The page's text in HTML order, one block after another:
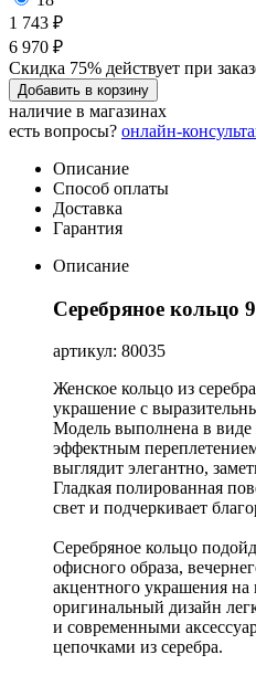
1 743 ₽
6 970 ₽
Скидка 75% действует при
Добавить в корзину
наличие в магазинах
есть вопросы? онлайн-
Описание
Способ оплаты
Доставка
Гарантия
Описание
Серебряное кольцо
артикул: 80035
Женское кольцо из
украшение с
Модель выполнена в
эффектным
выглядит элегантно,
Гладкая полированная
свет и подчеркивает
Серебряное кольцо
офисного образа,
акцентного украшения
оригинальный дизайн
и современными
цепочками из серебра.